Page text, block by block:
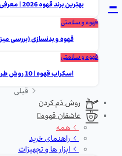
-
بهترین برند قهوه 2026 | معرفی 20 مارک برتر ایرانی و خارجی
قهوه و سلامتی
قهوه و بدنسازی (بررسی
قهوه و سلامتی
اسکراب قهوه | 10 روش طرز تهیه + خواص و عوارض
قبلی
روش دَم کردن
عاشقان قهوه
همه
راهنمای خرید
ابزار ها و تجهیزات